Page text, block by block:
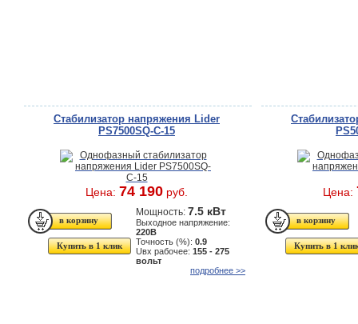
Стабилизатор напряжения Lider
PS7500SQ-C-15
Цена: 74 190 руб.
Купить в 1 клик
Мощность: 7.5 кВт
Выходное напряжение:
220В
Точность (%): 0.9
Uвх рабочее: 155 - 275
вольт
подробнее >>
Цена:
Купить в 1